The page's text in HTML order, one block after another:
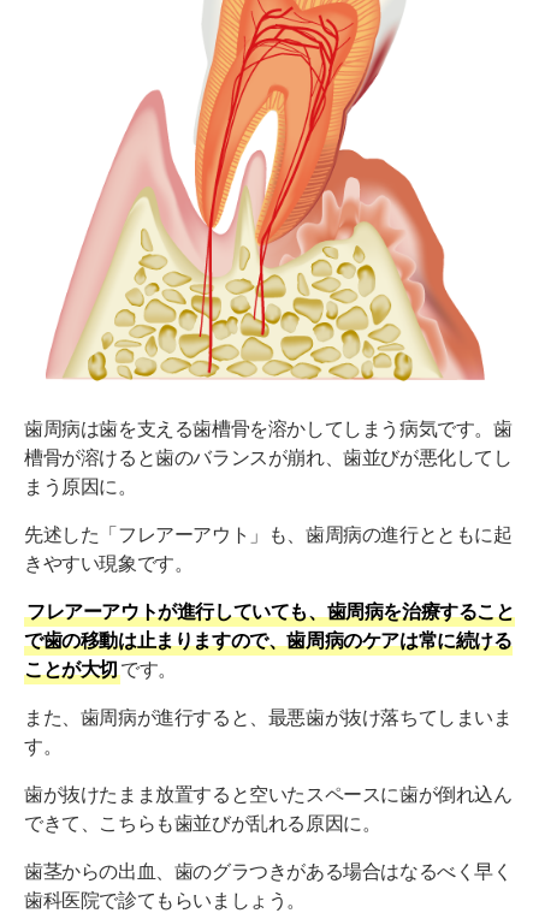
歯周病は歯を支える歯槽骨を溶かしてしまう病気です。歯
槽骨が溶けると歯のバランスが崩れ、歯並びが悪化してし
まう原因に。
先述した「フレアーアウト」も、歯周病の進行とともに起
きやすい現象です。
フレアーアウトが進行していても、歯周病を治療すること
で歯の移動は止まりますので、歯周病のケアは常に続ける
ことが大切 です。
また、歯周病が進行すると、最悪歯が抜け落ちてしまいま
す。
歯が抜けたまま放置すると空いたスペースに歯が倒れ込ん
できて、こちらも歯並びが乱れる原因に。
歯茎からの出血、歯のグラつきがある場合はなるべく早く
歯科医院で診てもらいましょう。